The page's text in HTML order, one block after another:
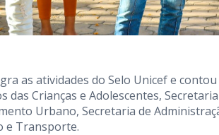
as atividades do Selo Unicef e
das Crianças e Adolescentes,
Urbano, Secretaria de
e Transporte.